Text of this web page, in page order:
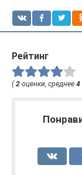
Рейтинг
(2 оценки, среднее 4